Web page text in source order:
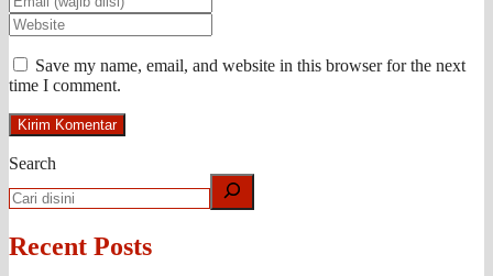
Save my name, email, and website in this browser for the next
time I comment.
Search
Recent Posts